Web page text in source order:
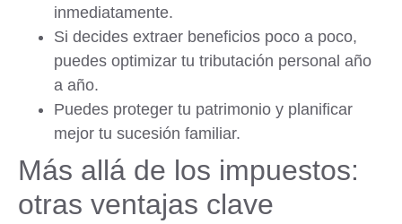
inmediatamente.
Si decides extraer beneficios poco a poco,
puedes optimizar tu tributación personal año
a año.
Puedes proteger tu patrimonio y planificar
mejor tu sucesión familiar.
Más allá de los impuestos:
otras ventajas clave